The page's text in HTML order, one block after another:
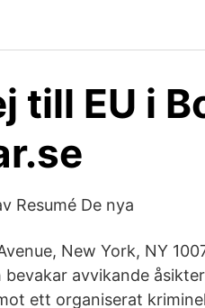
till EU i
Resumé De nya
New York, NY
avvikande
ett organiserat